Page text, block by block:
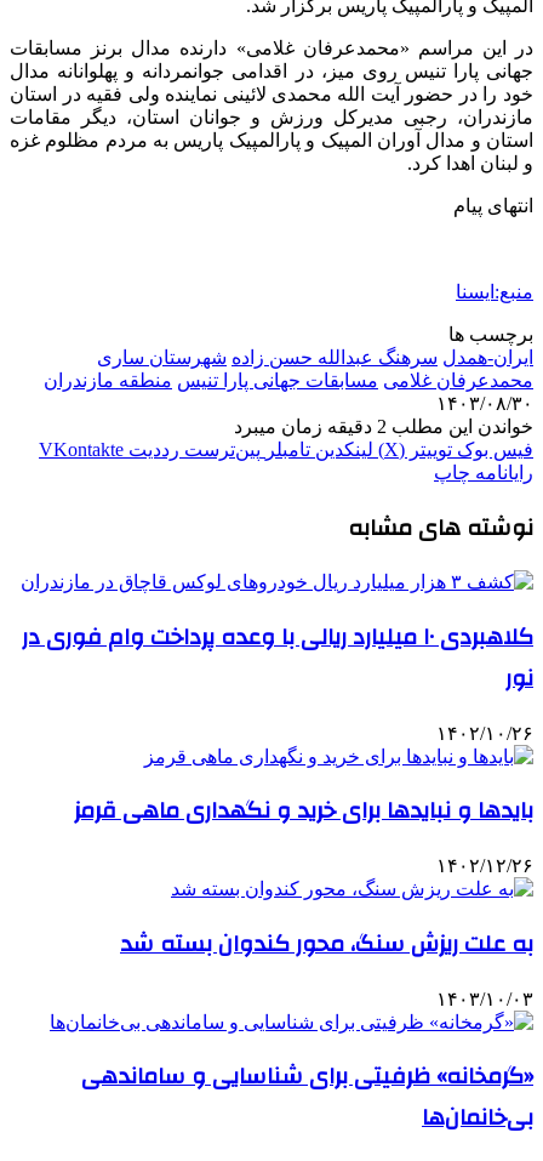
المپیک و پارالمپیک پاریس برگزار شد.
در این مراسم «محمدعرفان غلامی» دارنده مدال برنز مسابقات
جهانی پارا تنیس روی میز، در اقدامی جوانمردانه و پهلوانانه مدال
خود را در حضور آیت الله محمدی لائینی نماینده ولی فقیه در استان
مازندران، رجبی مدیرکل ورزش و جوانان استان، دیگر مقامات
استان و مدال آوران المپیک و پارالمپیک پاریس به مردم مظلوم غزه
و لبنان اهدا کرد.
انتهای پیام
منبع:ایسنا
برچسب ها
ایران-همدل سرهنگ عبدالله حسن زاده شهرستان ساری
محمدعرفان غلامی مسابقات جهانی پارا تنیس منطقه مازندران
۱۴۰۳/۰۸/۳۰
خواندن این مطلب 2 دقیقه زمان میبرد
فیس بوک توییتر (X) لینکدین ‫تامبلر ‫پین‌ترست ‫رددیت ‫VKontakte
رایانامه چاپ
نوشته های مشابه
کلاهبردی ۱۰ میلیارد ریالی با وعده پرداخت وام فوری در
نور
۱۴۰۲/۱۰/۲۶
بایدها و نبایدها برای خرید و نگهداری ماهی قرمز
۱۴۰۲/۱۲/۲۶
به علت ریزش سنگ، محور کندوان بسته شد
۱۴۰۳/۱۰/۰۳
«گرمخانه» ظرفیتی برای شناسایی و ساماندهی
بی‌خانمان‌ها